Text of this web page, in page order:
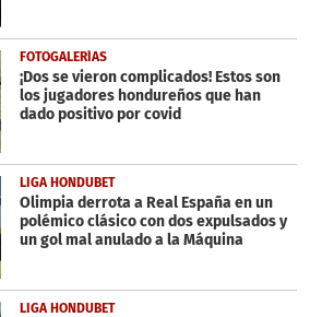
FOTOGALERÍAS
¡Dos se vieron complicados! Estos son
los jugadores hondureños que han
dado positivo por covid
LIGA HONDUBET
Olimpia derrota a Real España en un
polémico clásico con dos expulsados y
un gol mal anulado a la Máquina
LIGA HONDUBET